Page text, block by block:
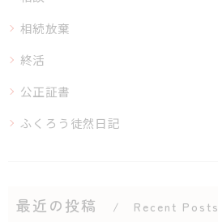
相続放棄
終活
公正証書
ふくろう徒然日記
最近の投稿 Recent Posts